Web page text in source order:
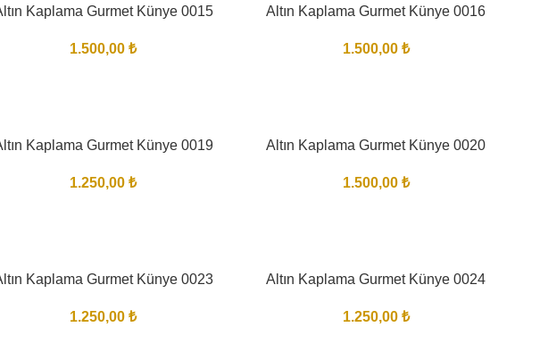
Kaplama Gurmet Künye 0015
1.500,00₺
Altın Kaplama Gurmet Künye 0016
1.500,00 ₺
Kaplama Gurmet Künye 0019
1.250,00₺
Altın Kaplama Gurmet Künye 0020
1.500,00 ₺
Kaplama Gurmet Künye 0023
1.250,00₺
Altın Kaplama Gurmet Künye 0024
1.250,00 ₺